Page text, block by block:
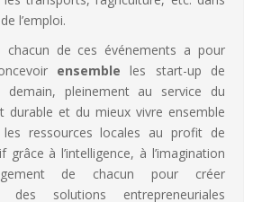
l’emploi.
chacun de ces événements a pour
ensemble les start-up de
demain, pleinement au service du
durable et du mieux vivre ensemble
ressources locales au profit de
grâce à l’intelligence, à l’imagination
de chacun pour créer
des solutions entrepreneuriales